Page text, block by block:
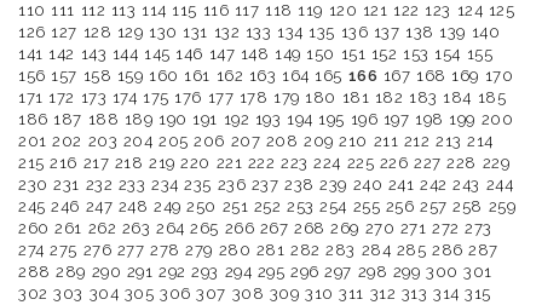
110 111 112 113 114 115 116 117 118 119 120 121 122 123 124 125
126 127 128 129 130 131 132 133 134 135 136 137 138 139 140
141 142 143 144 145 146 147 148 149 150 151 152 153 154 155
156 157 158 159 160 161 162 163 164 165 166 167 168 169 170
171 172 173 174 175 176 177 178 179 180 181 182 183 184 185
186 187 188 189 190 191 192 193 194 195 196 197 198 199 200
201 202 203 204 205 206 207 208 209 210 211 212 213 214
215 216 217 218 219 220 221 222 223 224 225 226 227 228 229
230 231 232 233 234 235 236 237 238 239 240 241 242 243 244
245 246 247 248 249 250 251 252 253 254 255 256 257 258 259
260 261 262 263 264 265 266 267 268 269 270 271 272 273
274 275 276 277 278 279 280 281 282 283 284 285 286 287
288 289 290 291 292 293 294 295 296 297 298 299 300 301
302 303 304 305 306 307 308 309 310 311 312 313 314 315